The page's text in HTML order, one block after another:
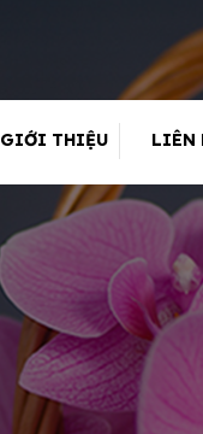
GIỚI THIỆU LIÊN